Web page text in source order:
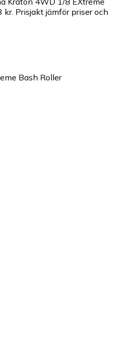
kr. Prisjakt jämför priser och
Bash Roller